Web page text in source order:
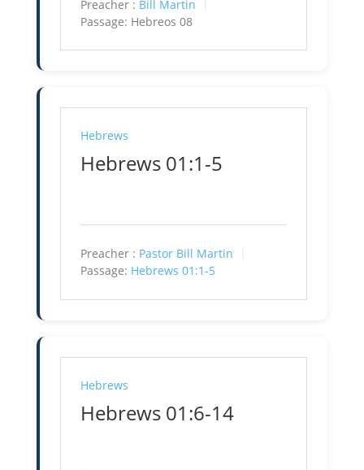
Preacher : Bill Martin
Passage: Hebreos 08
Hebrews
Hebrews 01:1-5
Preacher : Pastor Bill Martin
Passage: Hebrews 01:1-5
Hebrews
Hebrews 01:6-14